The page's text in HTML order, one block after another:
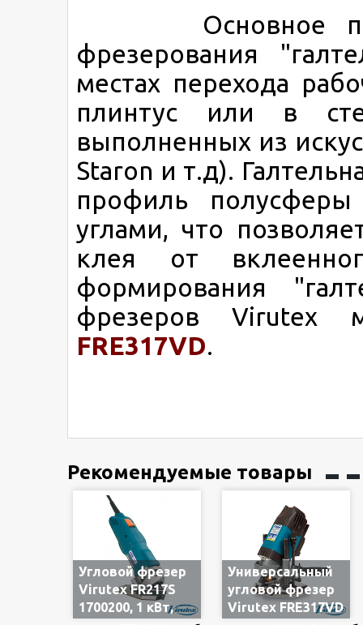
Основное
фрезерования
местах перехода
плинтус или в
выполненных из
Staron и т.д).
профиль
углами, что
клея от
формирования
фрезеров Virutex
FRE317VD.
Рекомендуемые товары
Угловой фрезер
Virutex FR217S
1700200, 1 кВт,
Универсальный
угловой фрезер
Virutex FRE317VD